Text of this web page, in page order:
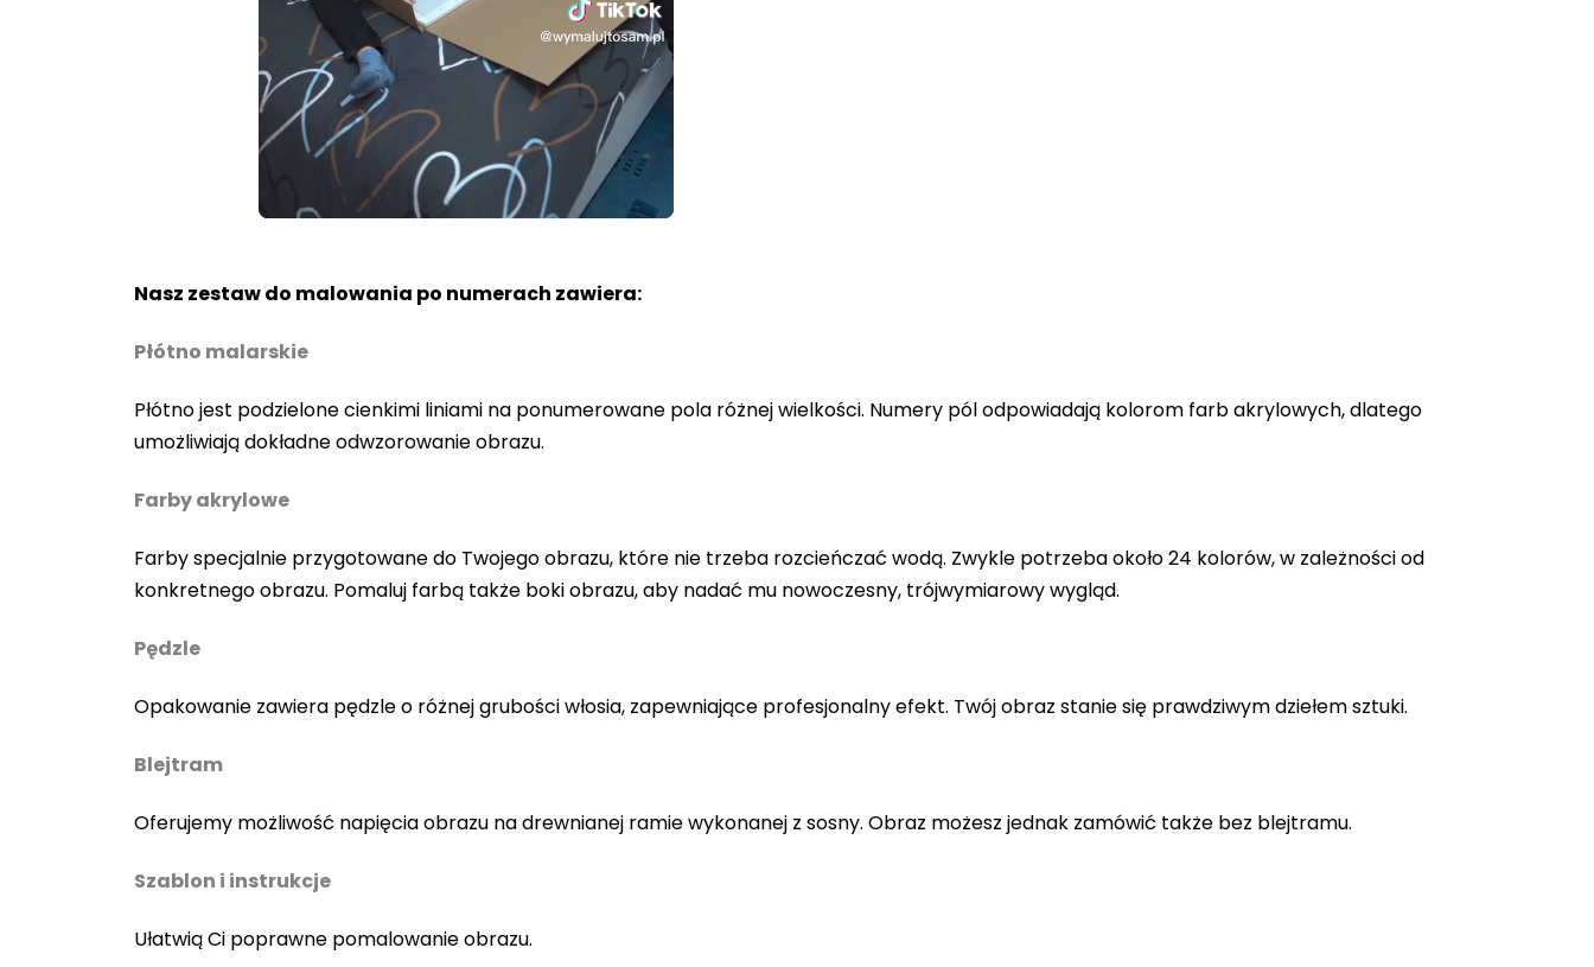
Unmute Loaded
80.40%
Nasz zestaw do malowania po numerach zawiera:
Płótno malarskie
Płótno jest podzielone cienkimi liniami na ponumerowane pola różnej wielkości. Numery pól odpowiadają kolorom farb akrylowych, dlatego
umożliwiają dokładne odwzorowanie obrazu.
Farby akrylowe
Farby specjalnie przygotowane do Twojego obrazu, które nie trzeba rozcieńczać wodą. Zwykle potrzeba około 24 kolorów, w zależności od
konkretnego obrazu. Pomaluj farbą także boki obrazu, aby nadać mu nowoczesny, trójwymiarowy wygląd.
Pędzle
Opakowanie zawiera pędzle o różnej grubości włosia, zapewniające profesjonalny efekt. Twój obraz stanie się prawdziwym dziełem sztuki.
Blejtram
Oferujemy możliwość napięcia obrazu na drewnianej ramie wykonanej z sosny. Obraz możesz jednak zamówić także bez blejtramu.
Szablon i instrukcje
Ułatwią Ci poprawne pomalowanie obrazu.